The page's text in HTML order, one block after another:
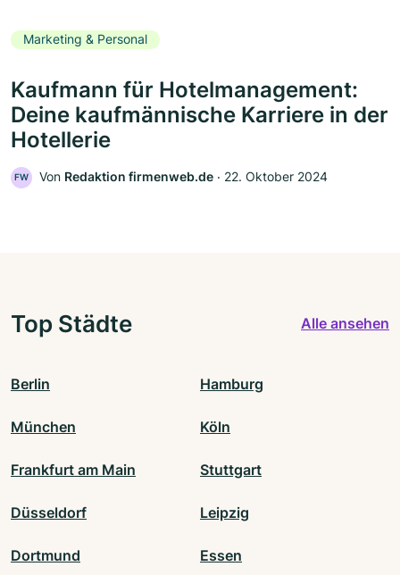
Marketing & Personal
Kaufmann für Hotelmanagement:
Deine kaufmännische Karriere in der
Hotellerie
FW Von Redaktion firmenweb.de ‧ 22. Oktober 2024
Top Städte Alle ansehen
Berlin Hamburg
München Köln
Frankfurt am Main Stuttgart
Düsseldorf Leipzig
Dortmund Essen